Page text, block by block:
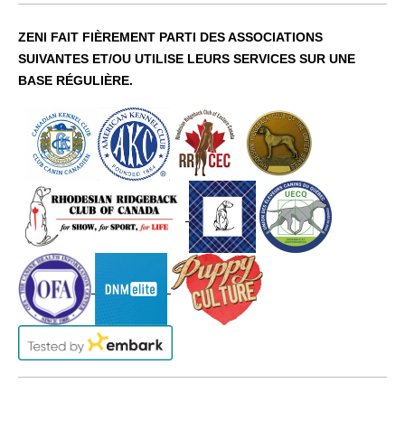
ZENI FAIT FIÈREMENT PARTI DES ASSOCIATIONS
SUIVANTES ET/OU UTILISE LEURS SERVICES SUR UNE
BASE RÉGULIÈRE.